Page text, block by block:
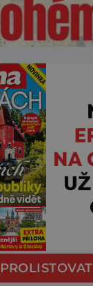
PROLISTOVAT